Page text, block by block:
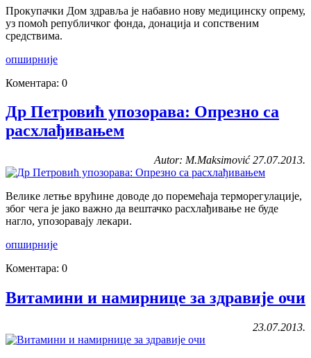
Прокупачки Дом здравља је набавио нову медицинску опрему,
уз помоћ републичког фонда, донација и сопственим
средствима.
опширније
Коментара: 0
Др Петровић упозорава: Oпрезно са
расхлађивањем
Autor: M.Maksimović 27.07.2013.
Велике летње врућине доводе до поремећаја терморегулације,
због чега је јако важно да вештачко расхлађивање не буде
нагло, упозоравају лекари.
опширније
Коментара: 0
Витамини и намирнице за здравије очи
23.07.2013.